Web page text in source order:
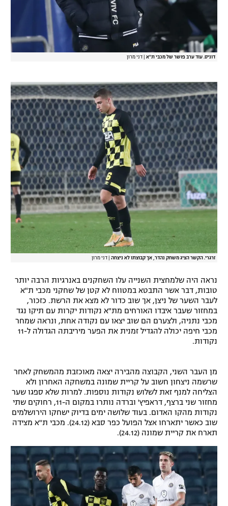
דוניס. עוד ערב פושר של מכבי ת"א דני מרון
זרגרי. הקשר הציג משחק נהדר, אך קבוצתו לא ניצחה דני מרון
נראה היה שלמחצית השנייה עלו השחקנים באנרגיות הרבה יותר
טובות, דבר אשר התבטא במטווח לא קטן של שחקני מכבי ת"א
לעבר השער של ניצן, אך שוב כדור לא מצא את הרשת. כזכור,
במחזור שעבר איבדו האורחים מת"א נקודות יקרות עם תיקו נגד
מכבי נתניה, ולצערם הם שוב יצאו עם נקודה אחת, ונראה שמחר
מכבי חיפה יכולה להגדיל זמנית את הפער מיריבתה הגדולה ל-11
נקודות.
מן העבר השני, הקבוצה מהבירה יצאה מאוכזבת מהמשחק לאחר
שרשמה ניצחון חשוב על קריית שמונה במשחקה האחרון ולא
הצליחה למנף זאת לשלוש נקודות נוספות. למרות שלא ספגו שער
מחזור שני ברצף, דראפיץ' וברדה נותרו במקום ה-11, רחוקים שתי
נקודות מהקו האדום. בעוד שלושה ימים בדיוק ישחקו הירושלמים
שוב כאשר יתארחו אצל הפועל כפר סבא (24.12). מכבי ת"א מצידה
תארח את קריית שמונה (24.12).